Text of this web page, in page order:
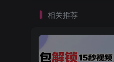
相关推荐